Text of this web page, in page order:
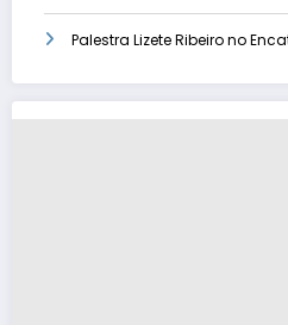
Palestra Lizete Ribeiro no